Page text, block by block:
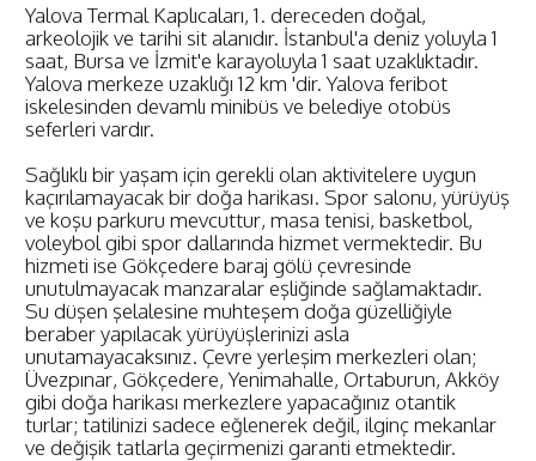
Yalova Termal Kaplıcaları, 1. dereceden doğal,
arkeolojik ve tarihi sit alanıdır. İstanbul'a deniz yoluyla 1
saat, Bursa ve İzmit'e karayoluyla 1 saat uzaklıktadır.
Yalova merkeze uzaklığı 12 km 'dir. Yalova feribot
iskelesinden devamlı minibüs ve belediye otobüs
seferleri vardır.
Sağlıklı bir yaşam için gerekli olan aktivitelere uygun
kaçırılamayacak bir doğa harikası. Spor salonu, yürüyüş
ve koşu parkuru mevcuttur, masa tenisi, basketbol,
voleybol gibi spor dallarında hizmet vermektedir. Bu
hizmeti ise Gökçedere baraj gölü çevresinde
unutulmayacak manzaralar eşliğinde sağlamaktadır.
Su düşen şelalesine muhteşem doğa güzelliğiyle
beraber yapılacak yürüyüşlerinizi asla
unutamayacaksınız. Çevre yerleşim merkezleri olan;
Üvezpınar, Gökçedere, Yenimahalle, Ortaburun, Akköy
gibi doğa harikası merkezlere yapacağınız otantik
turlar; tatilinizi sadece eğlenerek değil, ilginç mekanlar
ve değişik tatlarla geçirmenizi garanti etmektedir.